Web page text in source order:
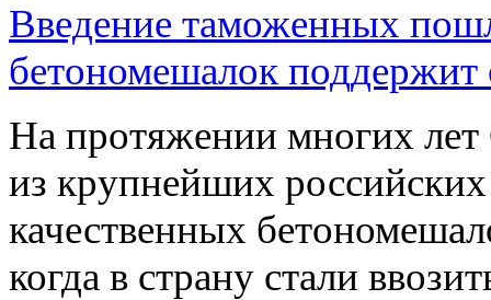
Введение таможенных
бетономешалок поддержит
На протяжении многих
из крупнейших
качественных
когда в страну стали